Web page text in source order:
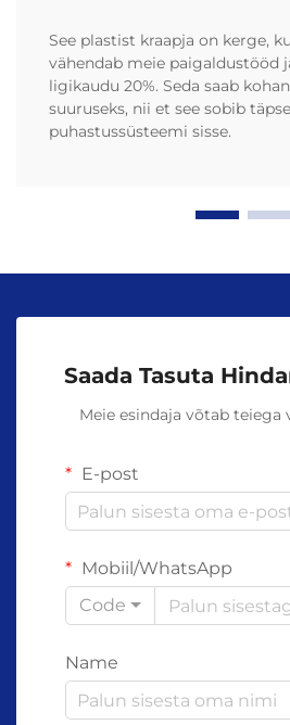
See plastist kraapja on kerge,
vähendab meie paigaldustööd
ligikaudu 20%. Seda saab
suuruseks, nii et see sobib
puhastussüsteemi sisse.
Saada Tasuta
Meie esindaja võtab teiega
E-post
Mobiil/WhatsApp
Code
Name